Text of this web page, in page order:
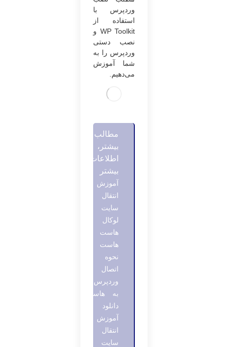
وردپرس با
استفاده از
WP Toolkit و
نصب دستی
وردپرس را به
شما آموزش
می‌دهیم.
مطالب
بیشتر،
اطلاعات
بیشتر
آموزش
انتقال
سایت از
لوکال
هاست به
هاست
نحوه
اتصال
وردپرس
به هاست
دانلود
آموزش
انتقال
سایت با